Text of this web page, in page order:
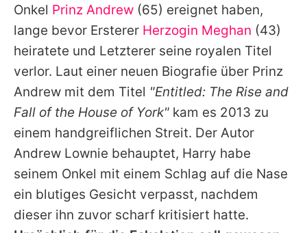
Jobs
App runterladen
Team
Redaktionelle Richtlinien
Impressum
Datenschutzerklärung
Nutzungsbedingungen
Utiq verwalten
Onkel Prinz Andrew (65) ereignet haben,
lange bevor Ersterer Herzogin Meghan (43)
heiratete und Letzterer seine royalen Titel
verlor. Laut einer neuen Biografie über Prinz
Andrew mit dem Titel "Entitled: The Rise and
Fall of the House of York" kam es 2013 zu
einem handgreiflichen Streit. Der Autor
Andrew Lownie behauptet, Harry habe
seinem Onkel mit einem Schlag auf die Nase
ein blutiges Gesicht verpasst, nachdem
dieser ihn zuvor scharf kritisiert hatte.